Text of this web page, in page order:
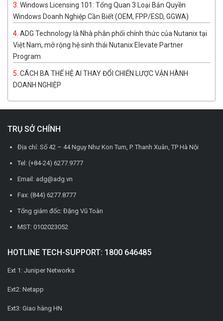
Windows Licensing 101: Tổng Quan 3 Loại Bản Quyền
Windows Doanh Nghiệp Cần Biết (OEM, FPP/ESD, GGWA)
ADG Technology là Nhà phân phối chính thức của Nutanix tại
Việt Nam, mở rộng hệ sinh thái Nutanix Elevate Partner
Program
CÁCH BA THẾ HỆ AI THAY ĐỔI CHIẾN LƯỢC VẬN HÀNH
DOANH NGHIỆP
TRỤ SỞ CHÍNH
Địa chỉ: Số 42 – 44 Ngụy Như Kon Tum, P. Thanh Xuân, TP Hà Nội
Tel: (+84-24) 6277.9777
Email: adg@adg.vn
Fax: (844) 6277.8777
Tổng giám đốc: Đặng Vũ Toàn
MST: 0102023052
HOTLINE TECH-SUPPORT: 1800 646485
Ext 1: Juniper Networks
Ext2: Netapp
Ext3: Giao hàng HN